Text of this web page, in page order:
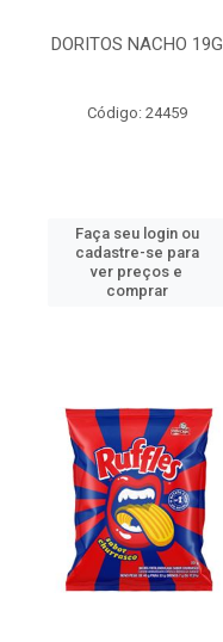
DORITOS NACHO 19G
Código: 24459
Faça seu login ou
cadastre-se para
ver preços e
comprar